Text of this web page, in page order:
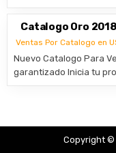
Catalogo Oro
Ventas Por Catalogo en
Nuevo Catalogo Para
garantizado Inicia tu
Copyright ©